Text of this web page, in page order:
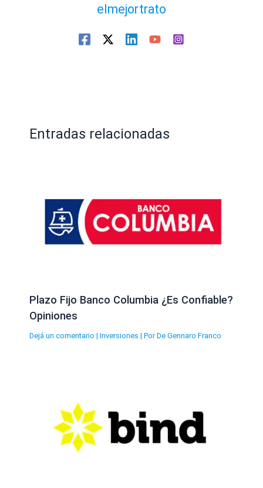
elmejortrato
Entradas relacionadas
Plazo Fijo Banco Columbia ¿Es Confiable?
Opiniones
Dejá un comentario | Inversiones | Por De Gennaro Franco